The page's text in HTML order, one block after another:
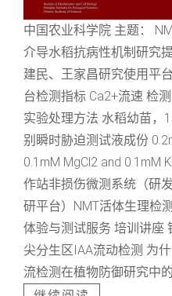
中国农业科学院 主题：
介导水稻抗病性机制研究
建民、王家昌研究使用平
台检测指标 Ca2+流速 检
实验处理方法 水稻幼苗，
别瞬时胁迫测试液成份
0.1mM MgCl2 and 0.1mM
作站非损伤微测系统（研
研平台）NMT活体生理检
体验与测试服务 培训讲座
尖分生区IAA流动检测 为
流检测在植物防御研究中